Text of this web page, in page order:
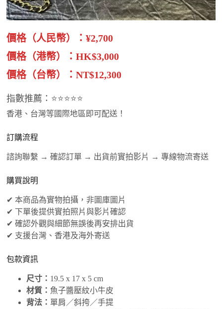
價格（人民幣）：¥2,700
價格（港幣）：HK$3,000
價格（台幣）：NT$12,300
指數推薦：⭐⭐⭐⭐⭐
香港、台灣等國際地區即可配送！
訂購流程
諮詢聯繫 → 確認訂單 → 出貨前實拍影片 → 專線物流寄送
購買說明
✔ 本商品為實物拍攝，非圖庫圖片
✔ 下單後提供實拍照片與影片確認
✔ 確認外觀與細節無誤後再安排出貨
✔ 支援台灣、香港及海外寄送
包款資訊
尺寸： 19.5 x 17 x 5 cm
材質： 魚子醬壓紋小牛皮
背法： 單肩／斜挎／手提